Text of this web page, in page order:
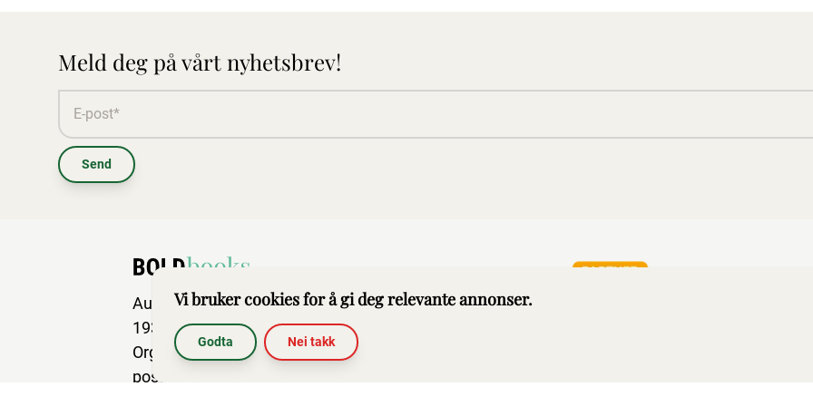
Meld deg på vårt nyhetsbrev!
Send
Vi bruker cookies for å gi deg relevante annonser.
Godta Nei takk
Aurskog Næringspark
1930 Aurskog
Org.nr: 917 634 327
post@boldbooks.no